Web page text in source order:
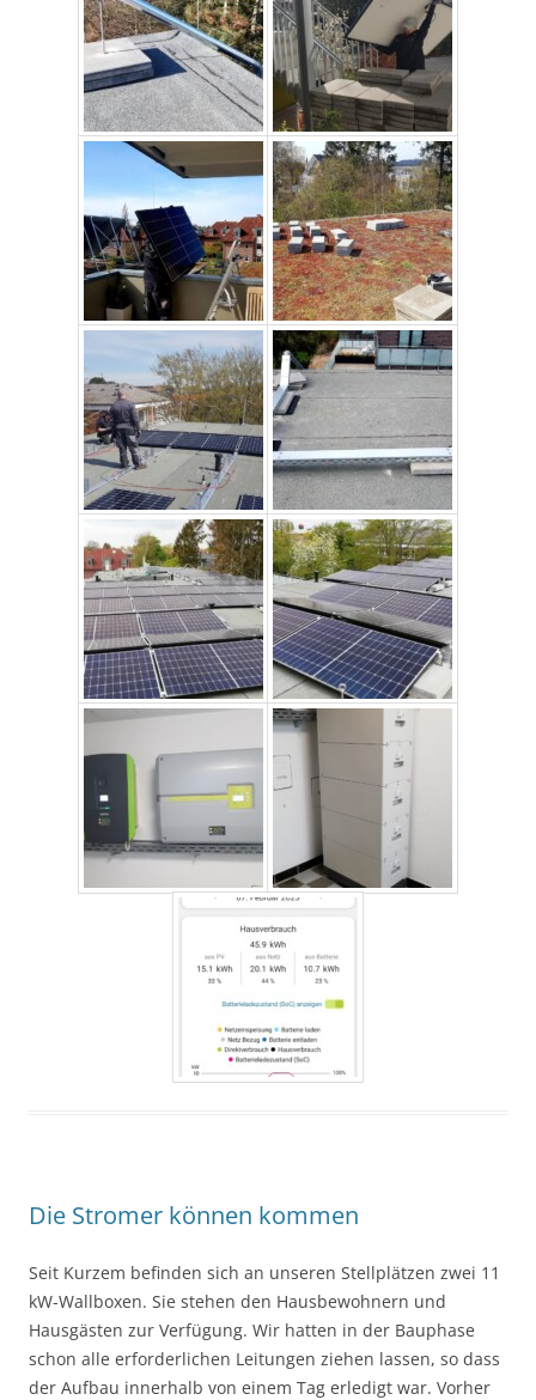
Die Stromer können kommen
Seit Kurzem befinden sich an unseren Stellplätzen zwei 11
kW-Wallboxen. Sie stehen den Hausbewohnern und
Hausgästen zur Verfügung. Wir hatten in der Bauphase
schon alle erforderlichen Leitungen ziehen lassen, so dass
der Aufbau innerhalb von einem Tag erledigt war. Vorher